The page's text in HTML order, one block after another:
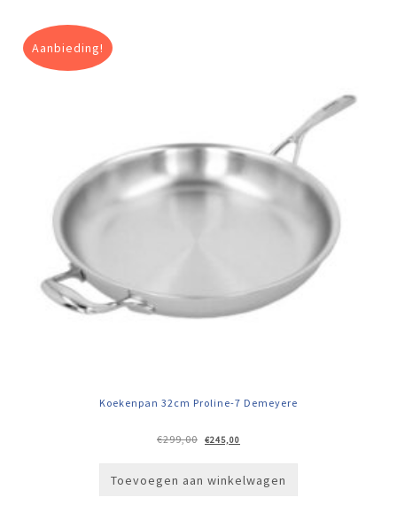
Aanbieding!
Koekenpan 32cm Proline-7 Demeyere
€299,00
Oorspronkelijke
prijs
€245,00
prijs
Toevoegen aan winkelwagen